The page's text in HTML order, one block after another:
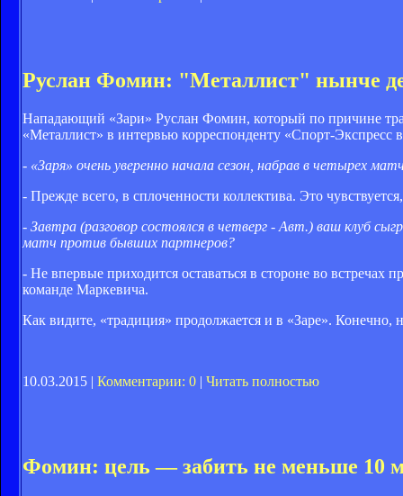
Руслан Фомин: "Металлист" нынче
Нападающий «Зари» Руслан Фомин, который по причине
«Металлист» в интервью корреспонденту «Спорт-Экспресс
- «Заря» очень уверенно начала сезон, набрав в четырех
- Прежде всего, в сплоченности коллектива. Это
- Завтра (разговор состоялся в четверг - Авт.) ваш клуб
матч против бывших партнеров?
- Не впервые приходится оставаться в стороне во
команде Маркевича.
Как видите, «традиция» продолжается и в «Заре». Конечно,
10.03.2015 | Комментарии: 0 | Читать полностью
Фомин: цель — забить не меньше 10